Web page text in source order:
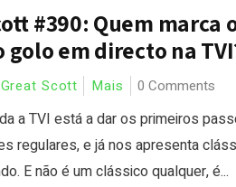
#390: Quem marca
em directo na
Great Scott Mais 0 Comments
a TVI está a dar os primeiros
regulares, e já nos apresenta
E não é um clássico qualquer, é...